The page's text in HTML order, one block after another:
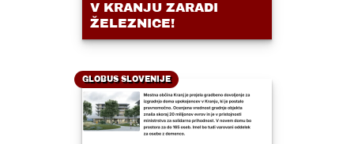
V KRANJU ZARADI
ŽELEZNICE!
GLOBUS SLOVENIJE